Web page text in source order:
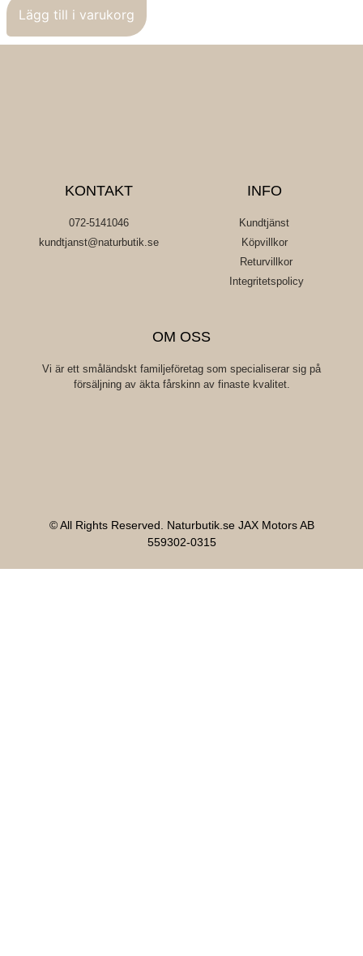
Lägg till i varukorg
KONTAKT
072-5141046
kundtjanst@naturbutik.se
INFO
Kundtjänst
Köpvillkor
Returvillkor
Integritetspolicy
OM OSS
Vi är ett småländskt familjeföretag som specialiserar sig på
försäljning av äkta fårskinn av finaste kvalitet.
© All Rights Reserved. Naturbutik.se JAX Motors AB
559302-0315